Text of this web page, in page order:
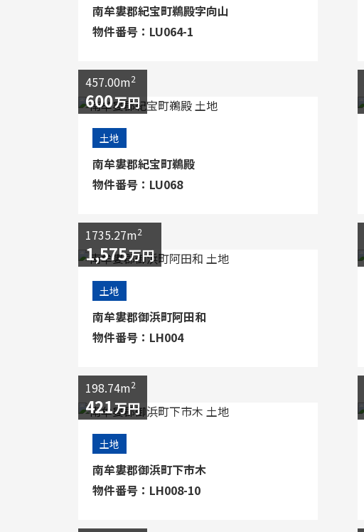
南牟婁郡紀宝町鵜殿字向山
物件番号：LU064-1
457.00m2
600万円
土地
南牟婁郡紀宝町鵜殿
物件番号：LU068
1735.27m2
1,575万円
土地
南牟婁郡御浜町阿田和
物件番号：LH004
198.74m2
421万円
土地
南牟婁郡御浜町下市木
物件番号：LH008-10